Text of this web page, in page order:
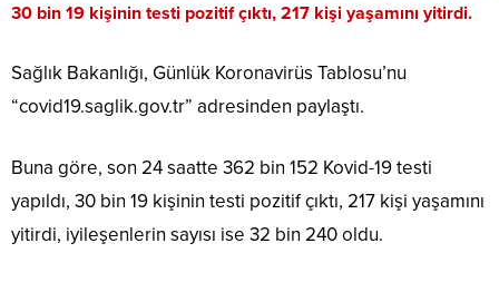
30 bin 19 kişinin testi pozitif çıktı, 217 kişi yaşamını yitirdi.
Sağlık Bakanlığı, Günlük Koronavirüs Tablosu’nu
“covid19.saglik.gov.tr” adresinden paylaştı.
Buna göre, son 24 saatte 362 bin 152 Kovid-19 testi
yapıldı, 30 bin 19 kişinin testi pozitif çıktı, 217 kişi yaşamını
yitirdi, iyileşenlerin sayısı ise 32 bin 240 oldu.